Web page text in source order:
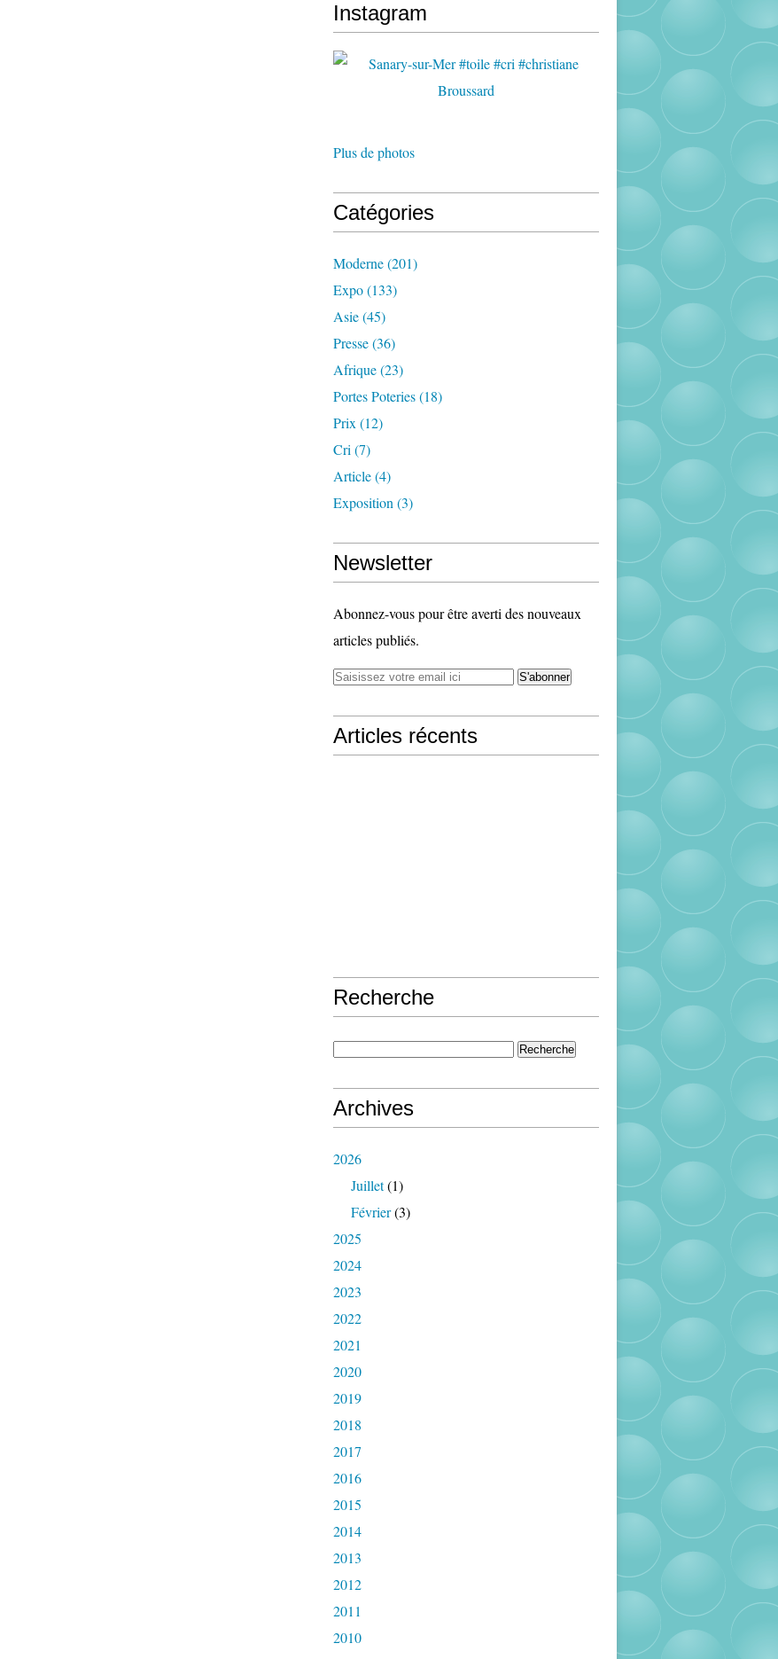
Instagram
Plus de photos
Catégories
Moderne(201)
Expo(133)
Asie(45)
Presse(36)
Afrique(23)
Portes Poteries(18)
Prix (12)
Cri (7)
Article(4)
Exposition (3)
Newsletter
Abonnez-vous pour être averti des nouveaux
articles publiés.
Articles récents
Recherche
Archives
2026
Juillet(1)
Février(3)
2025
2024
2023
2022
2021
2020
2019
2018
2017
2016
2015
2014
2013
2012
2011
2010